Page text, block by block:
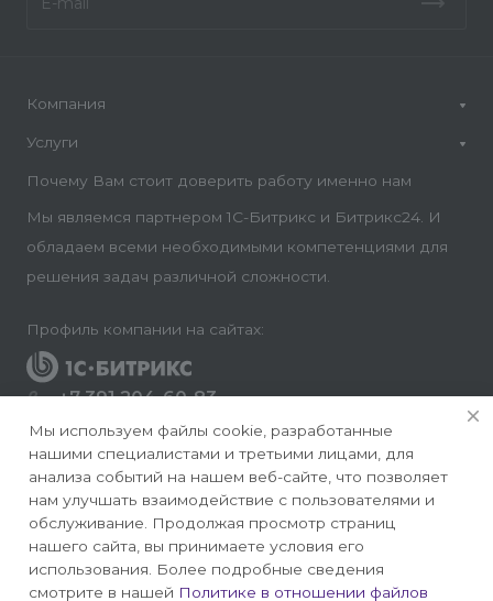
Компания
Услуги
Почему Вам стоит доверить работу именно нам
Мы являемся партнером 1С-Битрикс и Битрикс24. И
обладаем всеми необходимыми компетенциями для
решения задач различной сложности.
Профиль компании на сайтах:
+7 391 204-60-83
Заказать звонок
info@conversite.ru
г. Красноярск, ул. Ладо Кецховели 22а, офис 8-28/1
Мы используем файлы cookie, разработанные
нашими специалистами и третьими лицами, для
анализа событий на нашем веб-сайте, что позволяет
нам улучшать взаимодействие с пользователями и
обслуживание. Продолжая просмотр страниц
нашего сайта, вы принимаете условия его
использования. Более подробные сведения
смотрите в нашей Политике в отношении файлов